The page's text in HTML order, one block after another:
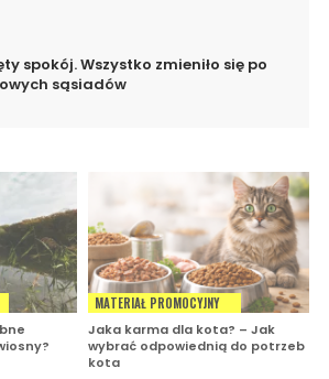
spokój. Wszystko zmieniło się po
sąsiadów
MATERIAŁ PROMOCYJNY
Jaka karma dla kota? – Jak
wybrać odpowiednią do potrzeb
kota